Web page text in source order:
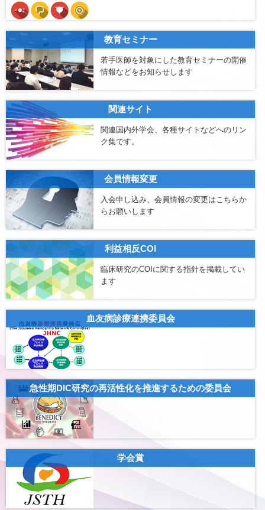
教育セミナー
若手医師を対象にした教育セミナーの開催
情報などをお知らせします
関連サイト
関連国内外学会、各種サイトなどへのリン
ク集です。
会員情報変更
入会申し込み、会員情報の変更はこちらか
らお願いします
利益相反COI
臨床研究のCOIに関する指針を掲載してい
ます
血友病診療連携委員会
急性期DIC研究の再活性化を推進するための委員会
学会賞